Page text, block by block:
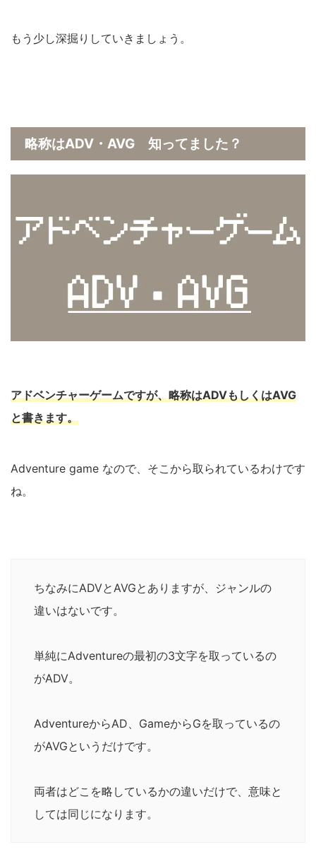
もう少し深掘りしていきましょう。
略称はADV・AVG 知ってました？
アドベンチャーゲームですが、略称はADVもしくはAVG
と書きます。
Adventure game なので、そこから取られているわけです
ね。
ちなみにADVとAVGとありますが、ジャンルの
違いはないです。
単純にAdventureの最初の3文字を取っているの
がADV。
AdventureからAD、GameからGを取っているの
がAVGというだけです。
両者はどこを略しているかの違いだけで、意味と
しては同じになります。